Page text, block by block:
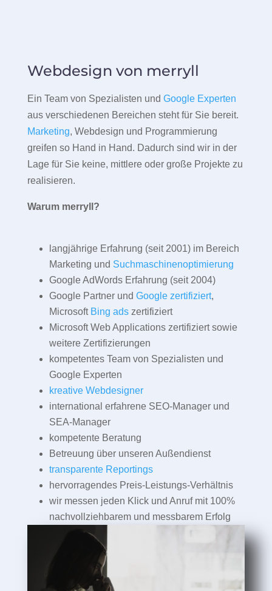
Webdesign von merryll
Ein Team von Spezialisten und Google Experten
aus verschiedenen Bereichen steht für Sie bereit.
Marketing, Webdesign und Programmierung
greifen so Hand in Hand. Dadurch sind wir in der
Lage für Sie keine, mittlere oder große Projekte zu
realisieren.
Warum merryll?
langjährige Erfahrung (seit 2001) im Bereich
Marketing und Suchmaschinenoptimierung
Google AdWords Erfahrung (seit 2004)
Google Partner und Google zertifiziert,
Microsoft Bing adszertifiziert
Microsoft Web Applications zertifiziert sowie
weitere Zertifizierungen
kompetentes Team von Spezialisten und
Google Experten
kreative Webdesigner
international erfahrene SEO-Manager und
SEA-Manager
kompetente Beratung
Betreuung über unseren Außendienst
transparente Reportings
hervorragendes Preis-Leistungs-Verhältnis
wir messen jeden Klick und Anruf mit 100%
nachvollziehbarem und messbarem Erfolg